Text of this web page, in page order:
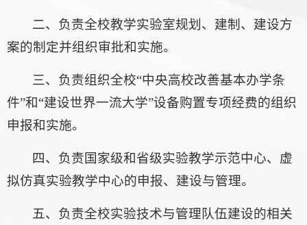
二、负责全校教学实验室规划、建制、建设方
案的制定并组织审批和实施。
三、负责组织全校“中央高校改善基本办学条
件”和“建设世界一流大学”设备购置专项经费的组织
申报和实施。
四、负责国家级和省级实验教学示范中心、虚
拟仿真实验教学中心的申报、建设与管理。
五、负责全校实验技术与管理队伍建设的相关